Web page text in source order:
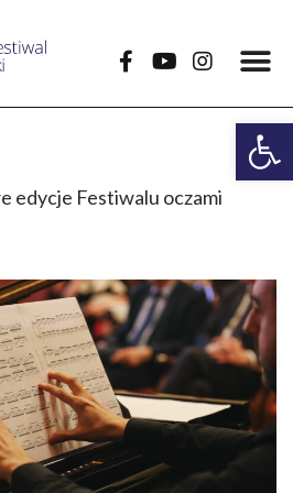
edycje Festiwalu oczami